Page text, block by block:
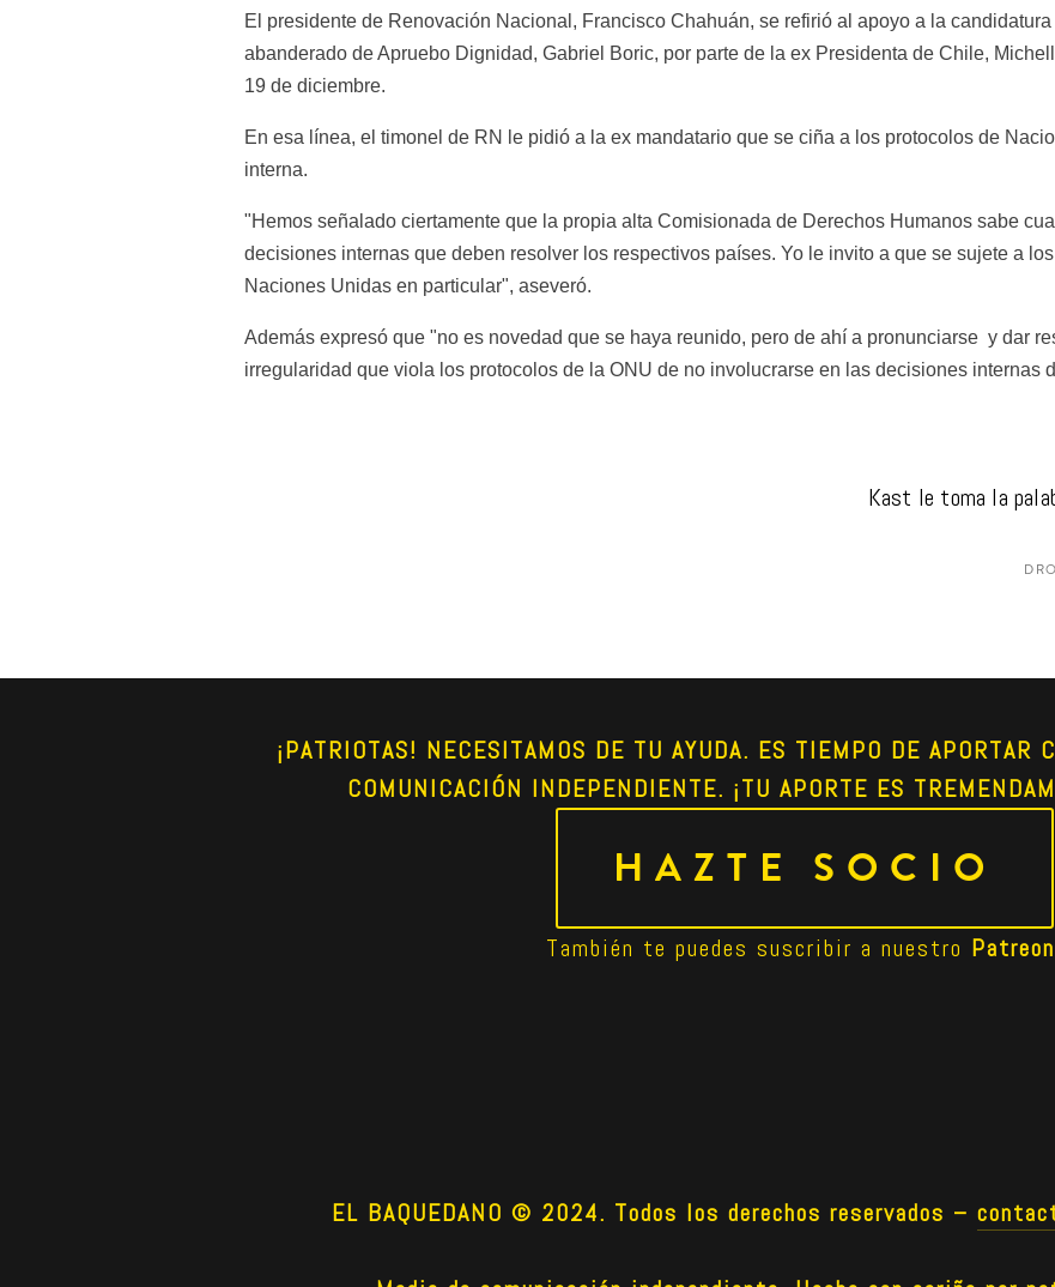
El presidente de Renovación Nacional, Francisco Chahuán, se refirió al apoyo a la
abanderado de Apruebo Dignidad, Gabriel Boric, por parte de la ex Presidenta de Chile,
19 de diciembre.
En esa línea, el timonel de RN le pidió a la ex mandatario que se ciña a los protocolos de
interna.
"Hemos señalado ciertamente que la propia alta Comisionada de Derechos Humanos sabe
decisiones internas que deben resolver los respectivos países. Yo le invito a que se sujete a
Naciones Unidas en particular", aseveró.
Además expresó que "no es novedad que se haya reunido, pero de ahí a pronunciarse  y dar
irregularidad que viola los protocolos de la ONU de no involucrarse en las decisiones internas
Kast le toma la
¡PATRIOTAS! NECESITAMOS DE TU AYUDA. ES TIEMPO DE APORTAR
COMUNICACIÓN INDEPENDIENTE. ¡TU APORTE ES
HAZTE SOCIO
También te puedes suscribir a nuestro Patreon
EL BAQUEDANO © 2024. Todos los derechos reservados –